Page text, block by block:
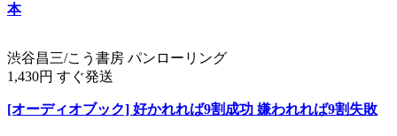
本
渋谷昌三/こう書房 パンローリング
1,430円 すぐ発送
[オーディオブック] 好かれれば9割成功 嫌われれば9割失敗